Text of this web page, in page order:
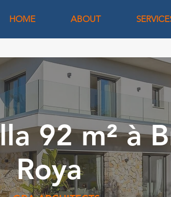
HOME ABOUT
92 m² à
Roya